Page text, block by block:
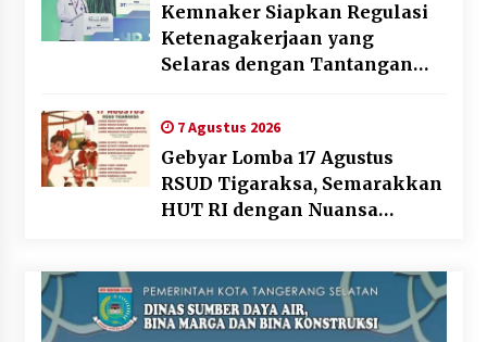
Kemnaker Siapkan Regulasi
Ketenagakerjaan yang
Selaras dengan Tantangan
7 Agustus 2026
Gebyar Lomba 17 Agustus
RSUD Tigaraksa, Semarakkan
HUT RI dengan Nuansa